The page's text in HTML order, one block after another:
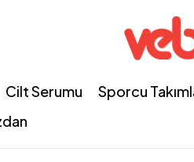
Cilt Serumu Sporcu